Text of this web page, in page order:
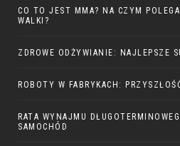
CO TO JEST MMA? NA CZYM
WALKI?
ZDROWE ODŻYWIANIE: NAJLEPSZE
ROBOTY W FABRYKACH:
RATA WYNAJMU
SAMOCHÓD